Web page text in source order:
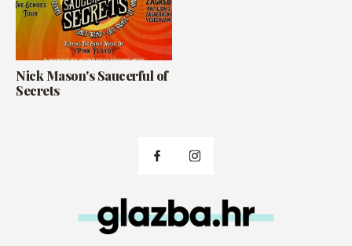
Nick Mason's Saucerful of
Secrets